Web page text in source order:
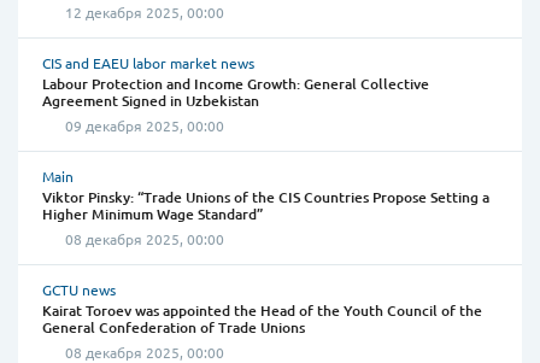
12 декабря 2025, 00:00
CIS and EAEU labor market news
Labour Protection and Income Growth: General Collective
Agreement Signed in Uzbekistan
09 декабря 2025, 00:00
Main
Viktor Pinsky: “Trade Unions of the CIS Countries Propose Setting a
Higher Minimum Wage Standard”
08 декабря 2025, 00:00
GCTU news
Kairat Toroev was appointed the Head of the Youth Council of the
General Confederation of Trade Unions
08 декабря 2025, 00:00